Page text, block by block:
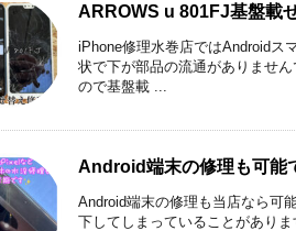
ARROWS u 801FJ基盤載
iPhone修理水巻店ではAndroidス
状で下が部品の流通がありませ
ので基盤載 ...
Android端末の修理も可能
Android端末の修理も当店なら可
下してしまっていることがありま